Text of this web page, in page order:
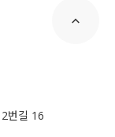
번길 16